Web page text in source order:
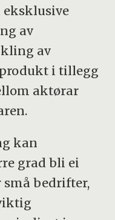
eksklusive
av
av
i tillegg
aktørar
kan
grad bli ei
bedrifter,